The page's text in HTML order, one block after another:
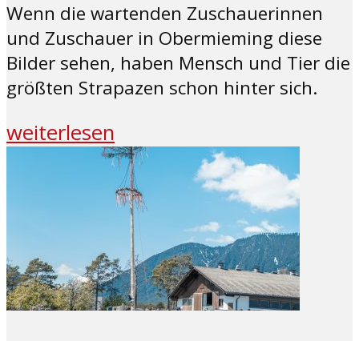
Wenn die wartenden Zuschauerinnen
und Zuschauer in Obermieming diese
Bilder sehen, haben Mensch und Tier die
größten Strapazen schon hinter sich.
weiterlesen